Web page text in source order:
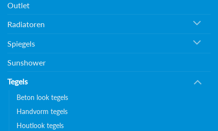
Outlet
Radiatoren
Spiegels
Sunshower
Tegels
Beton look tegels
Handvorm tegels
Houtlook tegels